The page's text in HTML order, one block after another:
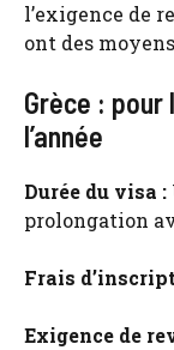
l’exigence de
ont des
Grèce :
l’année
Durée du visa :
prolongation
Frais
Exigence de